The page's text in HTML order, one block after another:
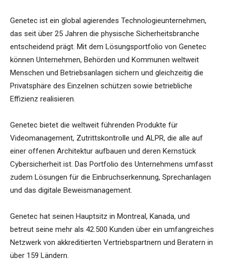
Genetec ist ein global agierendes Technologieunternehmen,
das seit über 25 Jahren die physische Sicherheitsbranche
entscheidend prägt. Mit dem Lösungsportfolio von Genetec
können Unternehmen, Behörden und Kommunen weltweit
Menschen und Betriebsanlagen sichern und gleichzeitig die
Privatsphäre des Einzelnen schützen sowie betriebliche
Effizienz realisieren.
Genetec bietet die weltweit führenden Produkte für
Videomanagement, Zutrittskontrolle und ALPR, die alle auf
einer offenen Architektur aufbauen und deren Kernstück
Cybersicherheit ist. Das Portfolio des Unternehmens umfasst
zudem Lösungen für die Einbruchserkennung, Sprechanlagen
und das digitale Beweismanagement.
Genetec hat seinen Hauptsitz in Montreal, Kanada, und
betreut seine mehr als 42.500 Kunden über ein umfangreiches
Netzwerk von akkreditierten Vertriebspartnern und Beratern in
über 159 Ländern.